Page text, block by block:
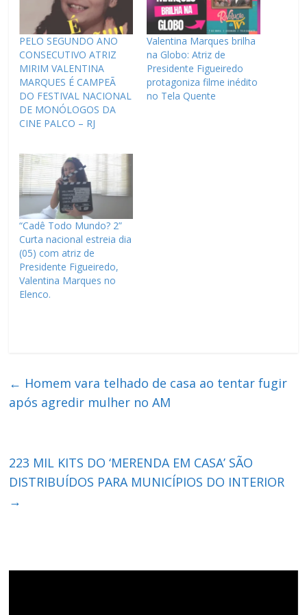
PELO SEGUNDO ANO
CONSECUTIVO ATRIZ
MIRIM VALENTINA
MARQUES É CAMPEÃ
DO FESTIVAL NACIONAL
DE MONÓLOGOS DA
CINE PALCO – RJ
Valentina Marques brilha
na Globo: Atriz de
Presidente Figueiredo
protagoniza filme inédito
no Tela Quente
“Cadê Todo Mundo? 2”
Curta nacional estreia dia
(05) com atriz de
Presidente Figueiredo,
Valentina Marques no
Elenco.
← Homem vara telhado de casa ao tentar fugir
após agredir mulher no AM
223 MIL KITS DO ‘MERENDA EM CASA’ SÃO
DISTRIBUÍDOS PARA MUNICÍPIOS DO INTERIOR
→